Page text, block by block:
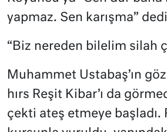
yapmaz. Sen karışma”
“Biz nereden bilelim silah
Muhammet Ustabaş’ın
hırs Reşit Kibar’ı da
çekti ateş etmeye başladı.